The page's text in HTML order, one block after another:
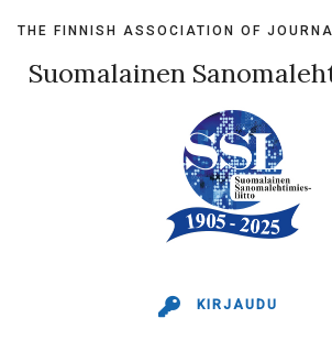
content
THE FINNISH ASSOCIATION OF
Suomalainen
KIRJAUDU